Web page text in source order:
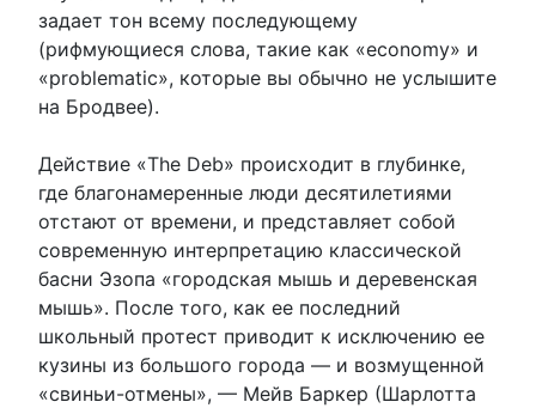
задает тон всему последующему
(рифмующиеся слова, такие как «economy» и
«problematic», которые вы обычно не услышите
на Бродвее).
Действие «The Deb» происходит в глубинке,
где благонамеренные люди десятилетиями
отстают от времени, и представляет собой
современную интерпретацию классической
басни Эзопа «городская мышь и деревенская
мышь». После того, как ее последний
школьный протест приводит к исключению ее
кузины из большого города — и возмущенной
«свиньи-отмены», — Мейв Баркер (Шарлотта